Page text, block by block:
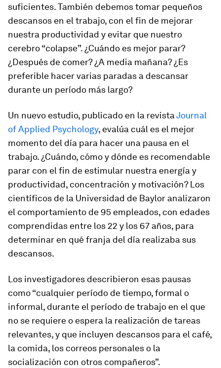
suficientes. También debemos tomar pequeños
descansos en el trabajo, con el fin de mejorar
nuestra productividad y evitar que nuestro
cerebro “colapse”. ¿Cuándo es mejor parar?
¿Después de comer? ¿A media mañana? ¿Es
preferible hacer varias paradas a descansar
durante un período más largo?
Un nuevo estudio, publicado en la revistaJournal
of Applied Psychology, evalúa cuál es el mejor
momento del día para hacer una pausa en el
trabajo. ¿Cuándo, cómo y dónde es recomendable
parar con el fin de estimular nuestra energía y
productividad, concentración y motivación? Los
científicos de la Universidad de Baylor analizaron
el comportamiento de 95 empleados, con edades
comprendidas entre los 22 y los 67 años, para
determinar en qué franja del día realizaba sus
descansos.
Los investigadores describieron esas pausas
como “cualquier período de tiempo, formal o
informal, durante el período de trabajo en el que
no se requiere o espera la realización de tareas
relevantes, y que incluyen descansos para el café,
la comida, los correos personales o la
socialización con otros compañeros”.